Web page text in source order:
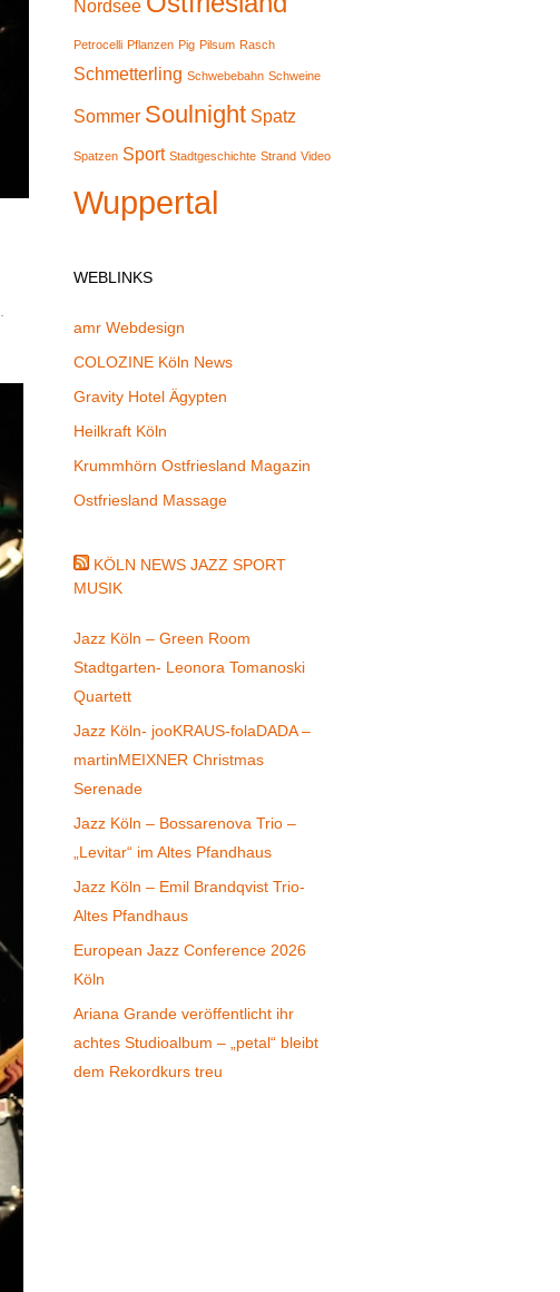
Nordsee
Petrocelli Pflanzen Pig Pilsum Rasch
Schmetterling Schwebebahn Schweine
Sommer Soulnight Spatz
Spatzen Sport Stadtgeschichte Strand Video
Wuppertal
WEBLINKS
amr Webdesign
COLOZINE Köln News
Gravity Hotel Ägypten
Heilkraft Köln
Krummhörn Ostfriesland Magazin
Ostfriesland Massage
KÖLN NEWS JAZZ SPORT
MUSIK
Jazz Köln – Green Room
Stadtgarten- Leonora Tomanoski
Quartett
Jazz Köln- jooKRAUS-folaDADA –
martinMEIXNER Christmas
Serenade
Jazz Köln – Bossarenova Trio –
„Levitar“ im Altes Pfandhaus
Jazz Köln – Emil Brandqvist Trio-
Altes Pfandhaus
European Jazz Conference 2026
Köln
Ariana Grande veröffentlicht ihr
achtes Studioalbum – „petal“ bleibt
dem Rekordkurs treu